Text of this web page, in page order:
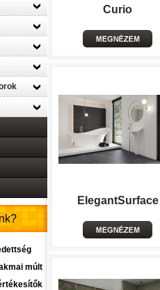
múlt
Curio
ElegantSurface